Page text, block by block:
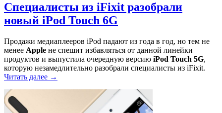
Специалисты из iFixit разобрали
новый iPod Touch 6G
Продажи медиаплееров iPod падают из года в год, но тем не
менее Apple не спешит избавляться от данной линейки
продуктов и выпустила очередную версию iPod Touch 5G,
которую незамедлительно разобрали специалисты из iFixit.
Читать далее →